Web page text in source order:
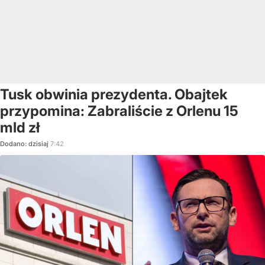
Tusk obwinia prezydenta. Obajtek
przypomina: Zabraliście z Orlenu 15
mld zł
Dodano: dzisiaj 7:42